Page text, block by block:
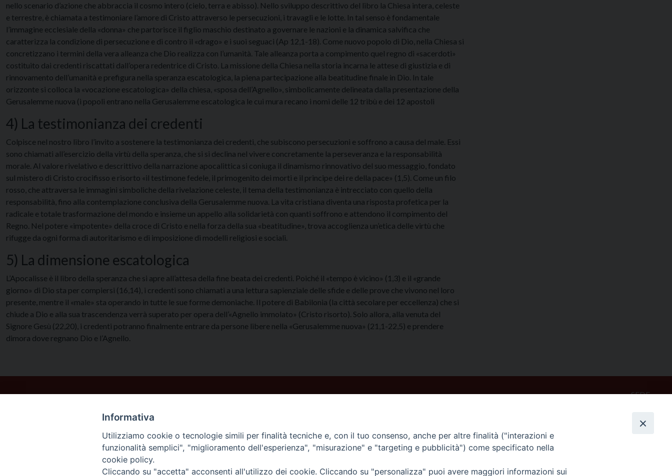
nello scenario d’azione che abbraccia il cosmo intero (cielo, terra e abisso). Nello sviluppo descrittivo del libro la Chiesa intera, celeste
e terrestre, è chiamata a testimoniare l’amore di Cristo attraverso le persecuzioni, i travagli e le lotte. In tal senso è fondamentale
l’immagine ecclesiale della «donna» che partorisce il figlio maschio destinato a governare le nazioni e la dinamica salvifica che
caratterizza la condizione di persecuzione e di contro il «drago» e i suoi seguaci (Ap 12,1-18). Come nuovo popolo di Dio, nella Chiesa si
concretizzano i termini della vera alleanza che Dio realizza con l’umanità. Tale alleanza porta a compimento quel regno di «sacerdoti»
costituito dai credenti riscattati dall’opera redentrice di Cristo. La missione della Chiesa nella storia incarna le attese di giustizia e di
rinnovamento dell’umanità e prefigura nella speranza escatologica, la piena partecipazione alla beatitudine finale in Dio. In tale
orizzonte si colloca la «vocazione escatologica» della chiesa, «sposa dell’Agnello», simbolicamente delineata dalla presentazione della
Gerusalemme nuova (i popoli entrano nella Gerusalemme escatologica le cui mura recano i nomi delle 12 tribù e dei 12 apostoli
4) La testimonianza dei credenti
Colpisce nel nostro libro l’invito a sostenere la testimonianza dei credenti, che subiscono persecuzioni e soffrono a causa del male. Essi
sono chiamati all’esercizio della virtù della speranza, che si si declina nel vivere concretamente la perseveranza e la responsabilità
morale. Al valore rivelativo e descrittivo della narrazione apocalittica si coniuga il dinamismo rinnovativo del suo messaggio, fondato
sul mistero di Cristo crocifisso e risorto «il testimone fedele, il primogenito dei morti e il principe dei re della pace» (1,5). Come un filo
rosso, che attraversa le immagini simboliche della rivelazione celeste, il tema della testimonianza è intrecciato con quello della
responsabilità, fino alla contemplazione conclusiva della Gerusalemme nuova. La vita cristiana diventa una risposta profetica per la
radicale e totale trasformazione del mondo e insieme un appello alla solidarietà con quanti soffrono e attendono il compimento del
Regno. Nel potere «impotente» della croce di Cristo e nella forza della sua «beatitudine», trova accoglienza un’etica delle virtù che
rifugge da ogni forma di autoritarismo e di imposizione di modelli religiosi e sociali.
5) La dimensione escatologica
L’Apocalisse è il libro della speranza che si apre all’attesa della fine beata dei credenti. Poiché il «tempo è vicino» (1,3) e il «grande
giorno» di Dio sta per compiersi (16,14), i credenti sono chiamati a una lettura sapienziale delle sfide e delle prove che vivono nel loro
presente, mentre il «male» sta operando in tutte le sue forme demoniache. Il potere di Babilonia (la città secolare per eccellenza) che si
chiude a Dio e alla sua trascendenza verrà superato per opera dell’«Agnello immolato» (Cristo risorto). Solo allora, alla venuta del
Signore Gesù (22,20), i credenti potranno finalmente entrare da persone libere nella «Gerusalemme nuova» (21,1-22,5) e prendere
dimora dove regnano Dio e l’Agnello.
SEDE
02047 Poggio Mirteto (Rieti)
diocesi@diocesisabina.it
Informativa
Utilizziamo cookie o tecnologie simili per finalità tecniche e, con il tuo consenso, anche per altre finalità ("interazioni e
funzionalità semplici", "miglioramento dell'esperienza", "misurazione" e "targeting e pubblicità") come specificato nella
cookie policy.
Cliccando su "accetta" acconsenti all'utilizzo dei cookie. Cliccando su "personalizza" puoi avere maggiori informazioni sui